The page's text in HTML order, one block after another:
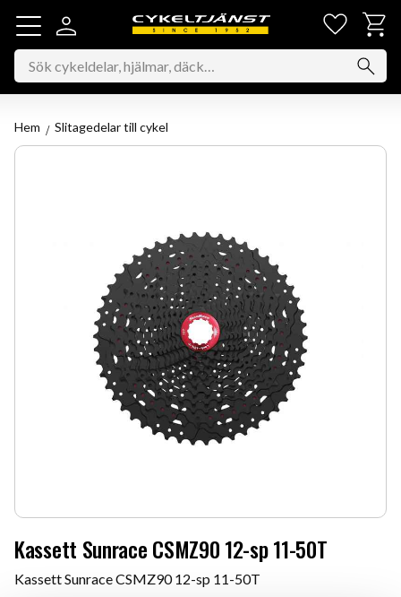
Meny
Hem Slitagedelar till cykel
Kassett Sunrace CSMZ90 12-sp 11-50T
Kassett Sunrace CSMZ90 12-sp 11-50T